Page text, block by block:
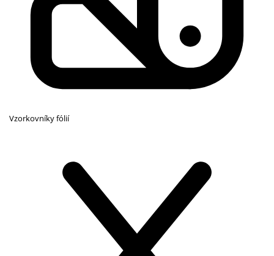
Vzorkovníky fólií